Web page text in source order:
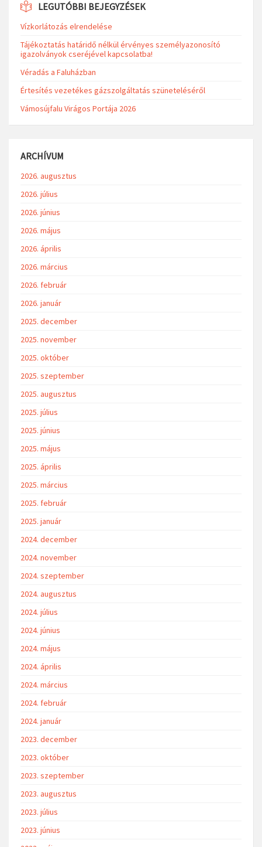
LEGUTÓBBI BEJEGYZÉSEK
Vízkorlátozás elrendelése
Tájékoztatás határidő nélkül érvényes személyazonosító
igazolványok cseréjével kapcsolatba!
Véradás a Faluházban
Értesítés vezetékes gázszolgáltatás szüneteléséről
Vámosújfalu Virágos Portája 2026
ARCHÍVUM
2026. augusztus
2026. július
2026. június
2026. május
2026. április
2026. március
2026. február
2026. január
2025. december
2025. november
2025. október
2025. szeptember
2025. augusztus
2025. július
2025. június
2025. május
2025. április
2025. március
2025. február
2025. január
2024. december
2024. november
2024. szeptember
2024. augusztus
2024. július
2024. június
2024. május
2024. április
2024. március
2024. február
2024. január
2023. december
2023. október
2023. szeptember
2023. augusztus
2023. július
2023. június